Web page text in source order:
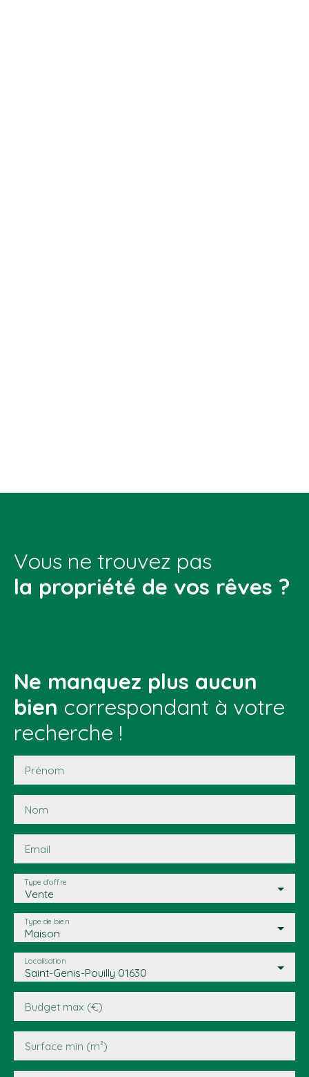
Vous ne trouvez pas
la propriété de vos rêves ?
Ne manquez plus aucun
bien correspondant à votre
recherche !
Prénom
Nom
Email
Vente
Type d'offre
Maison
Type de bien
Saint-Genis-Pouilly 01630
Localisation
Budget max (€)
Surface min (m²)